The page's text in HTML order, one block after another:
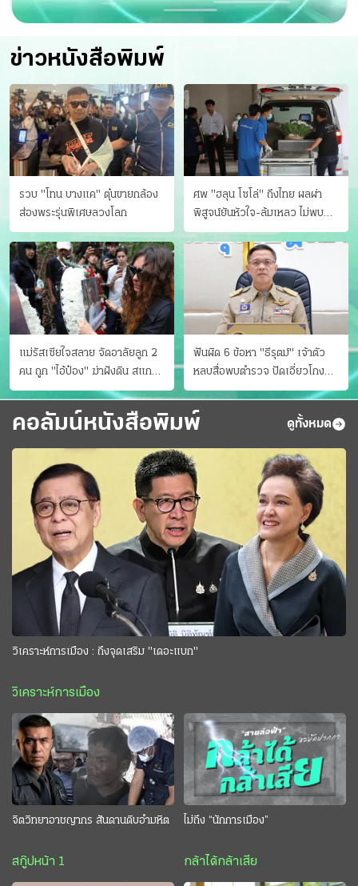
ข่าวหนังสือพิมพ์
รวบ "โทน บางแค" ตุ๋นขายกล้อง
ส่องพระรุ่นพิเศษลวงโลก
ศพ "ฮลุน โซโล่" ถึงไทย ผลผ่า
พิสูจน์ยันหัวใจ-ล้มเหลว ไม่พบ
บาดแผล
แม่รัสเซียใจสลาย จัดอาลัยลูก 2
คน ถูก "ไอ้ป๋อง" ฆ่าฝังดิน สแกน
ไม่มีศพเพิ่ม
ฟันผิด 6 ข้อหา "ธีรุตม์" เจ้าตัว
หลบสื่อพบตำรวจ ปัดเอี่ยวโกง
สอบท้องถิ่น จ่อบี้รํ่ารวยมากปกติ
คอลัมน์หนังสือพิมพ์ ดูทั้งหมด
วิเคราะห์การเมือง : ถึงจุดเสริม "เดอะแบก"
วิเคราะห์การเมือง
จิตวิทยาอาชญากร สันดานดิบอำมหิต
สกู๊ปหน้า 1
ไม่ถึง “นักการเมือง”
กล้าได้กล้าเสีย